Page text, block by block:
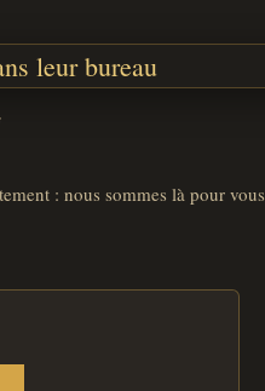
: nous sommes là pour vous